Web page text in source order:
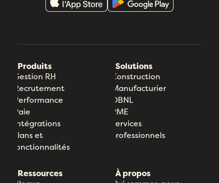
Produits
Gestion RH
Recrutement
Performance
Paie
Intégrations
Plans et
fonctionnalités
Solutions
Construction
Manufacturier
OBNL
PME
Services
professionnels
Ressources
À propos